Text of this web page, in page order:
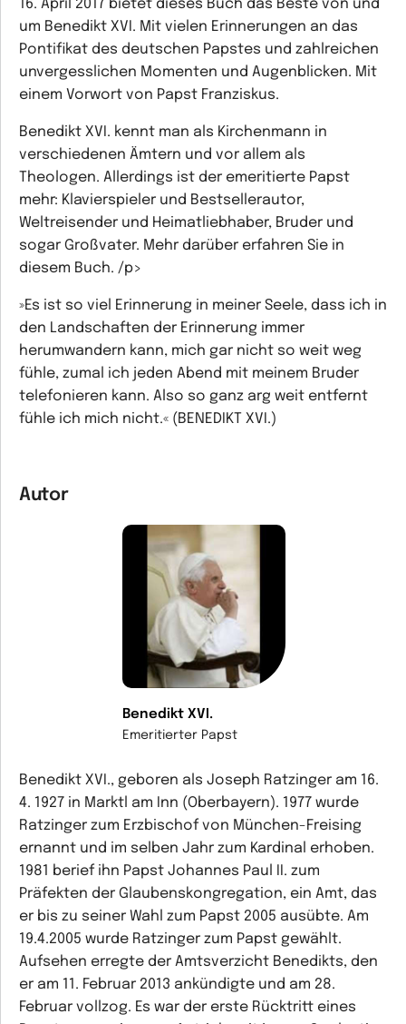
16. April 2017 bietet dieses Buch das Beste von und
um Benedikt XVI. Mit vielen Erinnerungen an das
Pontifikat des deutschen Papstes und zahlreichen
unvergesslichen Momenten und Augenblicken. Mit
einem Vorwort von Papst Franziskus.
Benedikt XVI. kennt man als Kirchenmann in
verschiedenen Ämtern und vor allem als
Theologen. Allerdings ist der emeritierte Papst
mehr: Klavierspieler und Bestsellerautor,
Weltreisender und Heimatliebhaber, Bruder und
sogar Großvater. Mehr darüber erfahren Sie in
diesem Buch. /p>
»Es ist so viel Erinnerung in meiner Seele, dass ich in
den Landschaften der Erinnerung immer
herumwandern kann, mich gar nicht so weit weg
fühle, zumal ich jeden Abend mit meinem Bruder
telefonieren kann. Also so ganz arg weit entfernt
fühle ich mich nicht.« (BENEDIKT XVI.)
Autor
Benedikt XVI.
Emeritierter Papst
Benedikt XVI., geboren als Joseph Ratzinger am 16.
4. 1927 in Marktl am Inn (Oberbayern). 1977 wurde
Ratzinger zum Erzbischof von München-Freising
ernannt und im selben Jahr zum Kardinal erhoben.
1981 berief ihn Papst Johannes Paul II. zum
Präfekten der Glaubenskongregation, ein Amt, das
er bis zu seiner Wahl zum Papst 2005 ausübte. Am
19.4.2005 wurde Ratzinger zum Papst gewählt.
Aufsehen erregte der Amtsverzicht Benedikts, den
er am 11. Februar 2013 ankündigte und am 28.
Februar vollzog. Es war der erste Rücktritt eines